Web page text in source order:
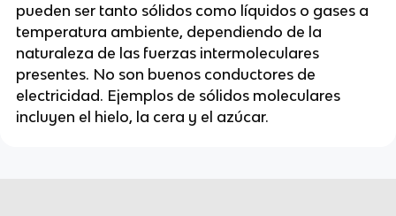
pueden ser tanto sólidos como líquidos o gases a
temperatura ambiente, dependiendo de la
naturaleza de las fuerzas intermoleculares
presentes. No son buenos conductores de
electricidad. Ejemplos de sólidos moleculares
incluyen el hielo, la cera y el azúcar.